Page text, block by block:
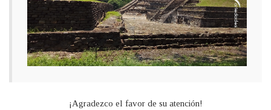
¡Agradezco el favor de su atención!